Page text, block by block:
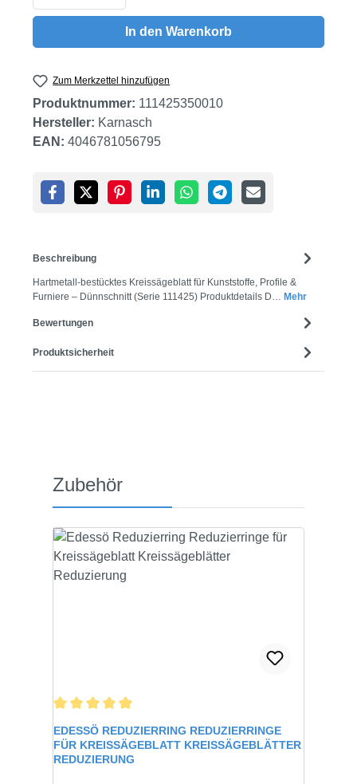
In den Warenkorb
Zum Merkzettel hinzufügen
Produktnummer: 111425350010
Hersteller: Karnasch
EAN: 4046781056795
Beschreibung
Hartmetall-bestücktes Kreissägeblatt für Kunststoffe, Profile &
Furniere – Dünnschnitt (Serie 111425) Produktdetails D… Mehr
Bewertungen
Produktsicherheit
Produktgalerie überspringen
Zubehör
Durchschnittliche Bewertung von 5 von 5 Sternen
EDESSÖ REDUZIERRING REDUZIERRINGE
FÜR KREISSÄGEBLATT KREISSÄGEBLÄTTER
REDUZIERUNG